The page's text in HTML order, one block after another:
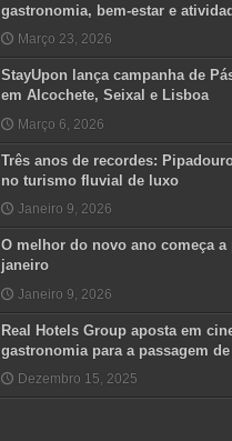
gastronomia, bem-estar e
Março 23, 2026
StayUpon lança campanha de
em Alcochete, Seixal e Lisboa
Março 6, 2026
Três anos de recordes:
no turismo fluvial de luxo
Janeiro 9, 2026
O melhor do novo ano começa a
janeiro
Janeiro 9, 2026
Real Hotels Group aposta em
gastronomia para a passagem
Dezembro 15, 2025